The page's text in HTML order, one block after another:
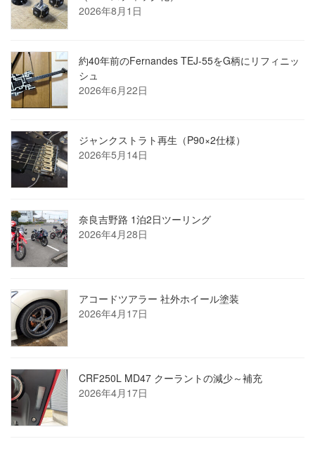
2026年8月1日
約40年前のFernandes TEJ-55をG柄にリフィニッ
シュ
2026年6月22日
ジャンクストラト再生（P90×2仕様）
2026年5月14日
奈良吉野路 1泊2日ツーリング
2026年4月28日
アコードツアラー 社外ホイール塗装
2026年4月17日
CRF250L MD47 クーラントの減少～補充
2026年4月17日